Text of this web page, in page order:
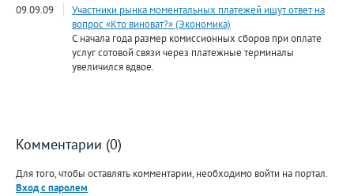
09.09.09
Участники рынка моментальных платежей ищут ответ на
вопрос «Кто виноват?» (Экономика)
С начала года размер комиссионных сборов при оплате
услуг сотовой связи через платежные терминалы
увеличился вдвое.
Комментарии (0)
Для того, чтобы оставлять комментарии, необходимо войти на портал.
Вход с паролем